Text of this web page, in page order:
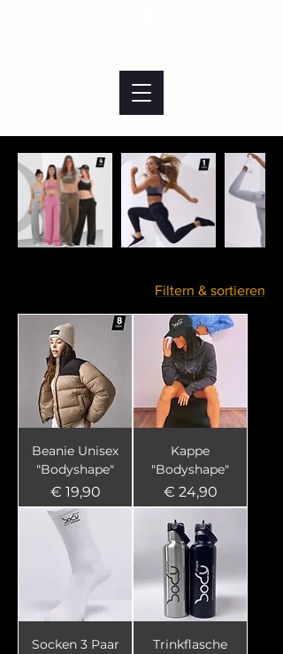
Filtern & sortieren
Beanie Unisex
"Bodyshape"
Preis
€ 19,90
Kappe
"Bodyshape"
Preis
€ 24,90
Socken 3 Paar
Trinkflasche